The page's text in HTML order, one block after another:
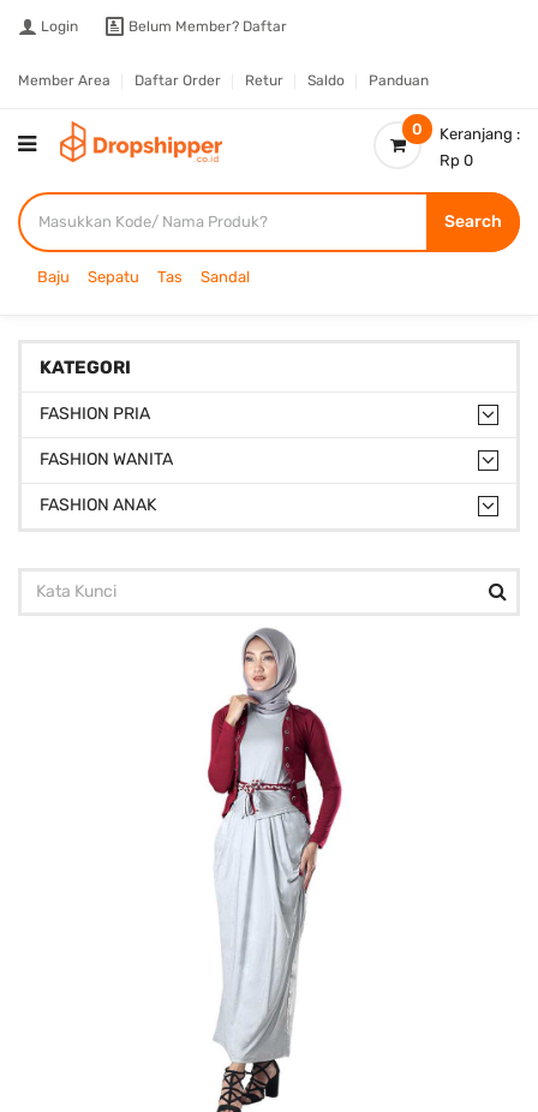
Login Belum Member? Daftar
Member Area Daftar Order Retur Saldo Panduan
0
Keranjang :
Rp 0
Search
Baju Sepatu Tas Sandal
KATEGORI
FASHION PRIA
FASHION WANITA
FASHION ANAK